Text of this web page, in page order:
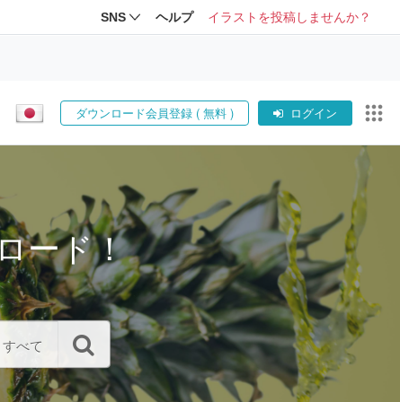
SNS ヘルプ イラストを投稿しませんか？
ダウンロード会員登録 ( 無料 ) ログイン
ード！
すべて